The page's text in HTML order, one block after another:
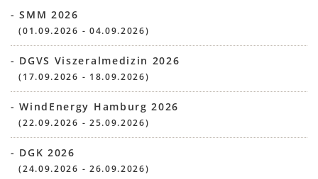
- SMM 2026
(01.09.2026 - 04.09.2026)
- DGVS Viszeralmedizin 2026
(17.09.2026 - 18.09.2026)
- WindEnergy Hamburg 2026
(22.09.2026 - 25.09.2026)
- DGK 2026
(24.09.2026 - 26.09.2026)